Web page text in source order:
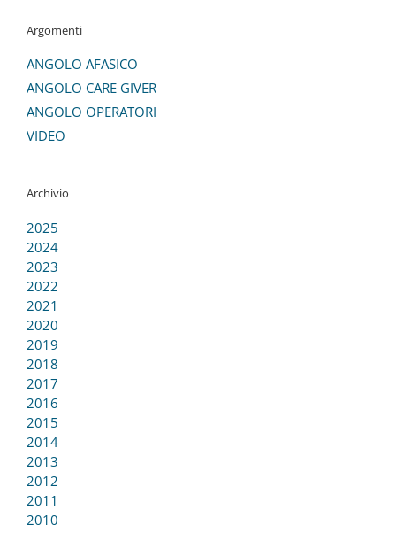
Argomenti
ANGOLO AFASICO
ANGOLO CARE GIVER
ANGOLO OPERATORI
VIDEO
Archivio
2025
2024
2023
2022
2021
2020
2019
2018
2017
2016
2015
2014
2013
2012
2011
2010